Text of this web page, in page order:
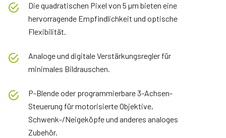
Die quadratischen Pixel von 5 µm bieten eine
hervorragende Empfindlichkeit und optische
Flexibilität.
Analoge und digitale Verstärkungsregler für
minimales Bildrauschen.
P-Blende oder programmierbare 3-Achsen-
Steuerung für motorisierte Objektive,
Schwenk-/Neigeköpfe und anderes analoges
Zubehör.